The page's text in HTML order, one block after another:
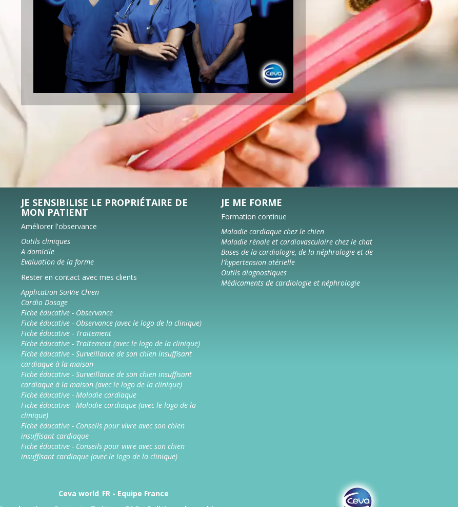
JE SENSIBILISE LE PROPRIÉTAIRE DE
MON PATIENT
Améliorer l'observance
Outils cliniques
A domicile
Evaluation de la forme
Rester en contact avec mes clients
Application SuiVie Chien
Cardio Dosage
Fiche éducative - Observance
Fiche éducative - Observance (avec le logo de la clinique)
Fiche éducative - Traitement
Fiche éducative - Traitement (avec le logo de la clinique)
Fiche éducative - Surveillance de son chien insuffisant
cardiaque à la maison
Fiche éducative - Surveillance de son chien insuffisant
cardiaque à la maison (avec le logo de la clinique)
Fiche éducative - Maladie cardiaque
Fiche éducative - Maladie cardiaque (avec le logo de la
clinique)
Fiche éducative - Conseils pour vivre avec son chien
insuffisant cardiaque
Fiche éducative - Conseils pour vivre avec son chien
insuffisant cardiaque (avec le logo de la clinique)
JE ME FORME
Formation continue
Maladie cardiaque chez le chien
Maladie rénale et cardiovasculaire chez le chat
Bases de la cardiologie, de la néphrologie et de
l'hypertension atérielle
Outils diagnostiques
Médicaments de cardiologie et néphrologie
Ceva world_FR- Equipe France